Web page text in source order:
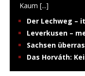
Kaum [...]
Der Lechweg –
Leverkusen –
Sachsen
Das Horváth: